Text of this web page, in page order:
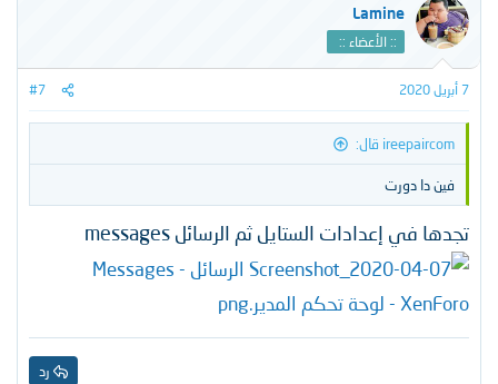
Lamine
:: الأعضاء ::
7 أبريل 2020 #7
ireepaircom قال:
فين دا دورت
تجدها في إعدادات الستايل ثم الرسائل messages
رد